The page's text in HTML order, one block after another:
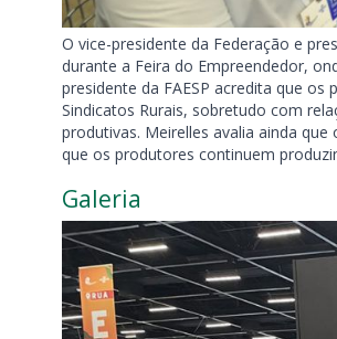
O vice-presidente da Federação e
durante a Feira do Empreendedor,
presidente da FAESP acredita que
Sindicatos Rurais, sobretudo com
produtivas. Meirelles avalia ainda
que os produtores continuem
Galeria